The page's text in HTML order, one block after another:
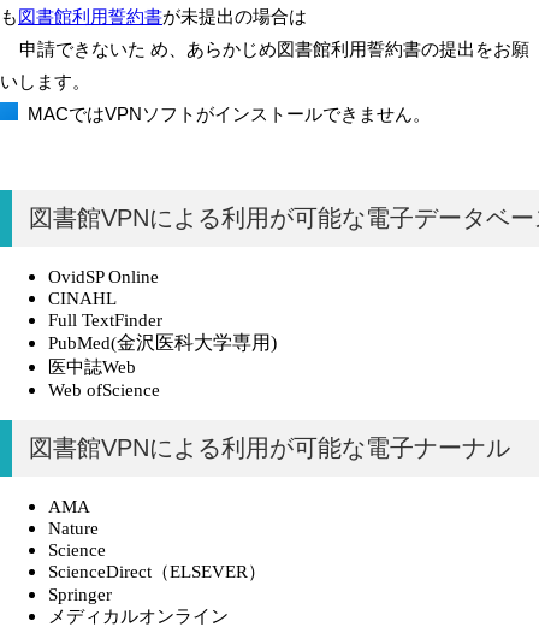
も図書館利用誓約書が未提出の場合は
申請できないた め、あらかじめ図書館利用誓約書の提出をお願
いします。
MACではVPNソフトがインストールできません。
図書館VPNによる利用が可能な電子データベ
OvidSP Online
CINAHL
Full TextFinder
PubMed(金沢医科大学専用)
医中誌Web
Web ofScience
図書館VPNによる利用が可能な電子ナーナル
AMA
Nature
Science
ScienceDirect（ELSEVER）
Springer
メディカルオンライン